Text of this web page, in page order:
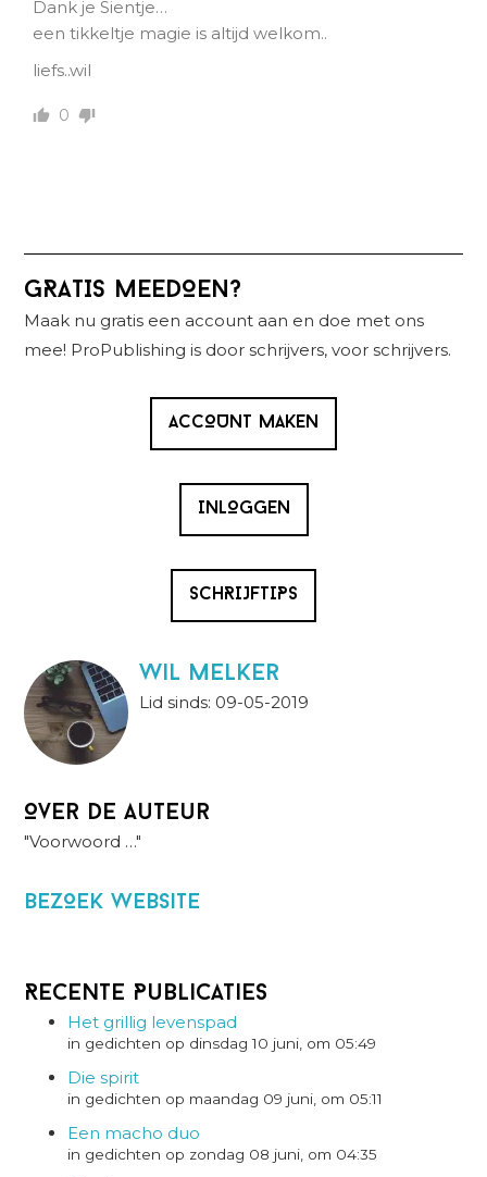
Dank je Sientje…
een tikkeltje magie is altijd welkom..
liefs..wil
0
Primaire
Sidebar
GRATIS MEEDOEN?
Maak nu gratis een account aan en doe met ons
mee! ProPublishing is door schrijvers, voor schrijvers.
ACCOUNT MAKEN
INLOGGEN
SCHRIJFTIPS
wil melker
Lid sinds: 09-05-2019
Over de auteur
"Voorwoord …"
BezOek website
Recente Publicaties
Het grillig levenspad
in gedichten op dinsdag 10 juni, om 05:49
Die spirit
in gedichten op maandag 09 juni, om 05:11
Een macho duo
in gedichten op zondag 08 juni, om 04:35